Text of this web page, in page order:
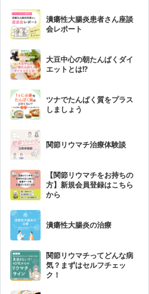
潰瘍性大腸炎患者さん座談
会レポート
大豆中心の朝たんぱくダイ
エットとは!?
ツナでたんぱく質をプラス
しましょう
関節リウマチ治療体験談
【関節リウマチをお持ちの
方】新規会員登録はこちら
から
潰瘍性大腸炎の治療
関節リウマチってどんな病
気？まずはセルフチェッ
ク！